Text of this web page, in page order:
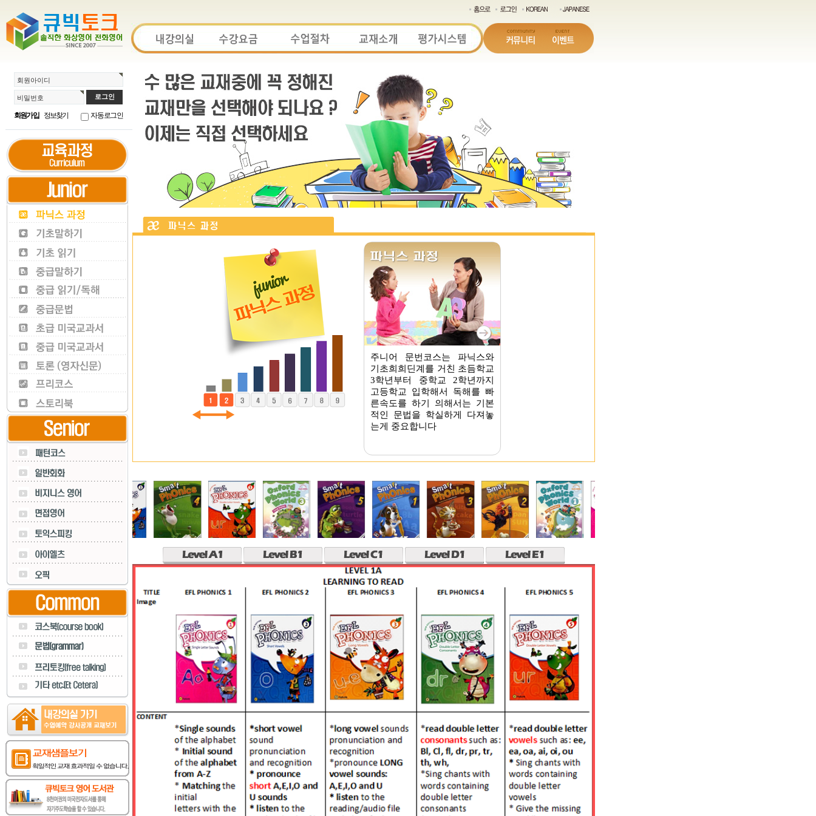
회원아이디
비밀번호
회원가입 정보찾기 자동로그인
주니어 문번코스는 파닉스와
기초희희딘계를 거친 초듬학교
3학년부터 중학교 2학년까지
고등학교 입학해서 독해를 빠
른속도를 하기 의해서는 기본
적인 문법을 학실하게 다져놓
는게 중요합니다